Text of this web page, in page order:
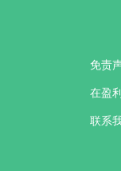
免责
在盈
联系